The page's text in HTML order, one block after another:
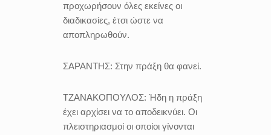
προχωρήσουν όλες εκείνες οι
διαδικασίες, έτσι ώστε να
αποπληρωθούν.
ΣΑΡΑΝΤΗΣ: Στην πράξη θα φανεί.
ΤΖΑΝΑΚΟΠΟΥΛΟΣ: Ήδη η πράξη
έχει αρχίσει να το αποδεικνύει. Οι
πλειστηριασμοί οι οποίοι γίνονται